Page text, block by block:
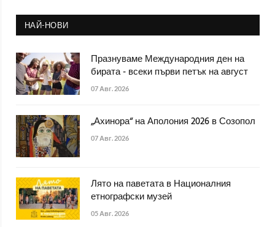
НАЙ-НОВИ
Празнуваме Международния ден на
бирата - всеки първи петък на август
07 Авг. 2026
„Ахинора“ на Аполония 2026 в Созопол
07 Авг. 2026
Лято на паветата в Националния
етнографски музей
05 Авг. 2026